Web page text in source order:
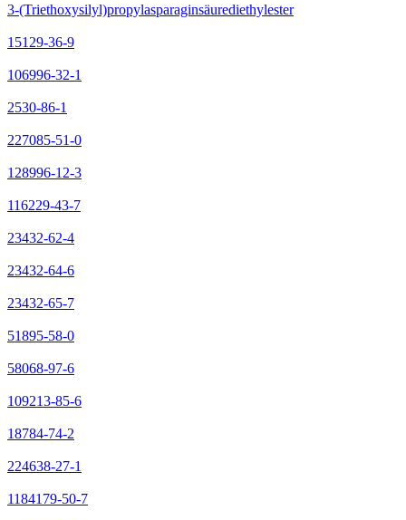
3-(Triethoxysilyl)propylasparaginsäurediethylester
15129-36-9
106996-32-1
2530-86-1
227085-51-0
128996-12-3
116229-43-7
23432-62-4
23432-64-6
23432-65-7
51895-58-0
58068-97-6
109213-85-6
18784-74-2
224638-27-1
1184179-50-7